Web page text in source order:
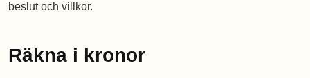
beslut och villkor.
Räkna i kronor